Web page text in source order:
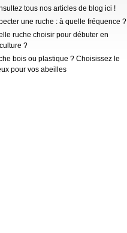
tous nos articles de blog ici !
une ruche : à quelle fréquence ?
ruche choisir pour débuter en
?
bois ou plastique ? Choisissez le
pour vos abeilles